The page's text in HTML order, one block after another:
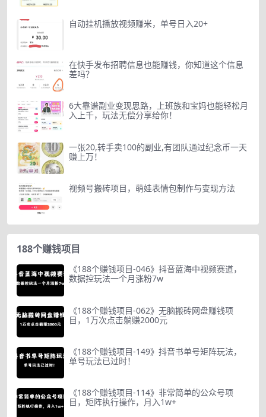
自动挂机播放视频赚米，单号日入20+
在快手发布招聘信息也能赚钱，你知道这个信息
差吗？
6大靠谱副业变现思路，上班族和宝妈也能轻松月
入上千，玩法无偿分享给你！
一张20,转手卖100的副业,有团队通过纪念币一天
赚上万！
视频号搬砖项目，萌娃表情包制作与变现方法
188个赚钱项目
《188个赚钱项目-046》抖音蓝海中视频赛道，
数据控玩法一个月涨粉7w
《188个赚钱项目-062》无脑搬砖网盘赚钱项
目，1万次点击躺赚2000元
《188个赚钱项目-149》抖音书单号矩阵玩法，
单号玩法已过时！
《188个赚钱项目-114》非常简单的公众号项
目，矩阵执行操作，月入1w+